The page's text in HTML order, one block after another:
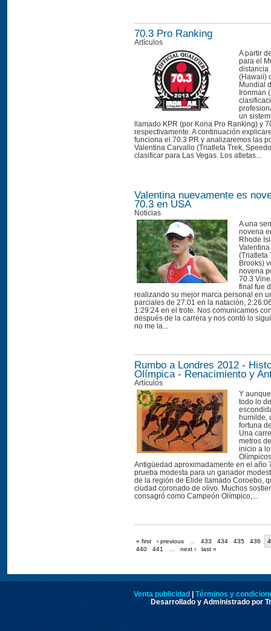
70.3 Pro Ranking
Artículos
A partir
para el
distancia
(Hawaii)
Mundial
Ironman
un
llamado KPR (por Kona Pro Ranking) y
respectivamente. A continuación
funciona el 70.3 PR y analizaremos las
Valentina Carvallo (Triatleta Trek,
clasificar para Las Vegas. Los atletas...
Valentina nuevamente es
70.3 en USA
Noticias
A una
novena
Rhode
(Triatleta
Brooks)
novena
70.3
final fue
realizando su mejor marca personal en
parciales de 27:01 en la natación,
1:29:24 en el trote. Nos comunicamos
después de la carrera y nos contó lo
no me la...
Rumbo a Londres 2012 -
Olímpica - Renacimiento y
Artículos
Y
todo lo
humilde,
fortuna
Una
metros
inicio a
Antigüedad aproximadamente en el año
prueba modesta para un ganador
de la región de Elide llamado Coroebo,
ciudad coronado de olivo. Muchos
consagró como Campeón Olímpico,...
« first ‹ previous … 433 434 435 436
440
441 … next › last »
Venta publicidad
Términos y
Desarrollado y Administrado por